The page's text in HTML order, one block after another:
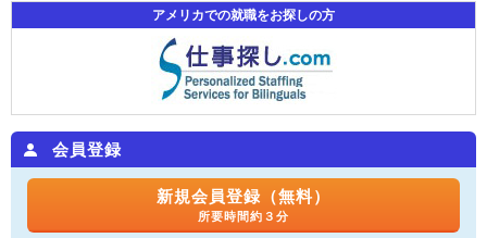
アメリカでの就職をお探しの方
会員登録
新規会員登録（無料）
所要時間約３分